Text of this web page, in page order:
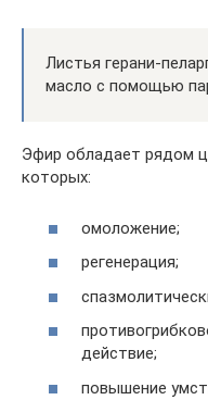
Листья герани-
масло с помощью
Эфир обладает рядом
которых:
омоложение;
регенерация;
действие;
повышение